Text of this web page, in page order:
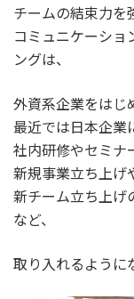
チームの結束力を
コミュニケーショ
ングは、
外資系企業をはじ
最近では日本企業
社内研修やセミナ
新規事業立ち上げ
新チーム立ち上げ
など、
取り入れるように